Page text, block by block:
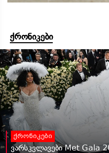
ქრონიკები
ქრონიკები
ვარსკვლავები Met Gala